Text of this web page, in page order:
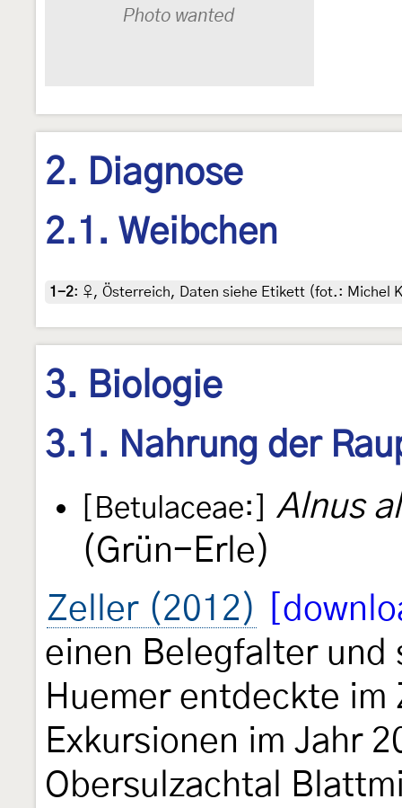
2. Diagnose
2.1. Weibchen
1-2: ♀, Österreich, Daten siehe Etikett (fot.: Michel
3. Biologie
3.1. Nahrung der
[Betulaceae:]
Alnus
(Grün-Erle)
Zeller (2012)
einen Belegfalter
Huemer entdeckte
Exkursionen im Jahr
Obersulzachtal